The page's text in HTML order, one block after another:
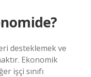
desteklemek ve
Ekonomik
işçi sınıfı